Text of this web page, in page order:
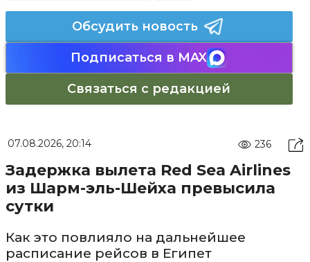
Обсудить новость
Подписаться в MAX
Связаться с редакцией
07.08.2026, 20:14 236
Задержка вылета Red Sea Airlines
из Шарм-эль-Шейха превысила
сутки
Как это повлияло на дальнейшее
расписание рейсов в Египет